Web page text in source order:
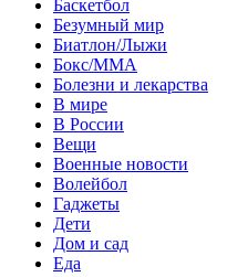
Баскетбол
Безумный мир
Биатлон/Лыжи
Бокс/MMA
Болезни и лекарства
В мире
В России
Вещи
Военные новости
Волейбол
Гаджеты
Дети
Дом и сад
Еда